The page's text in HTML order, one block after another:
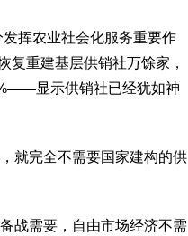
挥农业社会化服务重要作
复重建基层供销社万馀家，
显示供销社已经犹如神
就完全不需要国家建构的供
战需要，自由市场经济不需